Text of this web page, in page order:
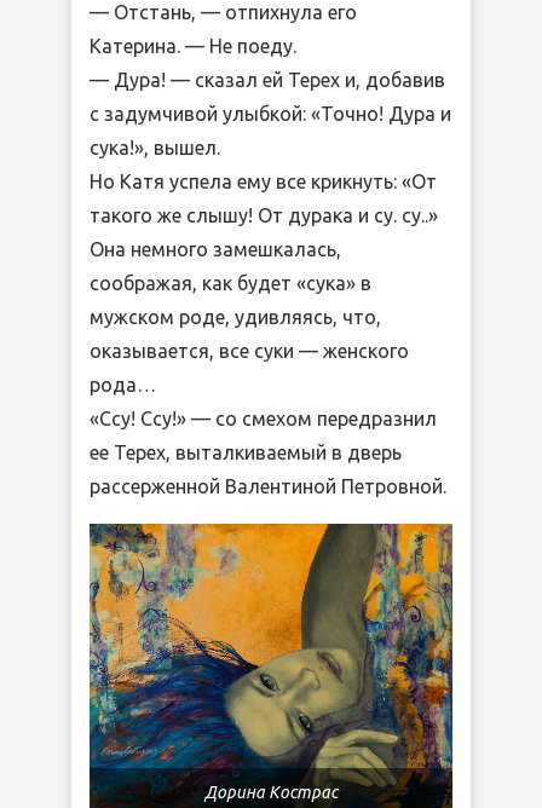
— Отстань, — отпихнула его
Катерина. — Не поеду.
— Дура! — сказал ей Терех и, добавив
с задумчивой улыбкой: «Точно! Дура и
сука!», вышел.
Но Катя успела ему все крикнуть: «От
такого же слышу! От дурака и су. су..»
Она немного замешкалась,
соображая, как будет «сука» в
мужском роде, удивляясь, что,
оказывается, все суки — женского
рода…
«Ссу! Ссу!» — со смехом передразнил
ее Терех, выталкиваемый в дверь
рассерженной Валентиной Петровной.
Дорина Кострас